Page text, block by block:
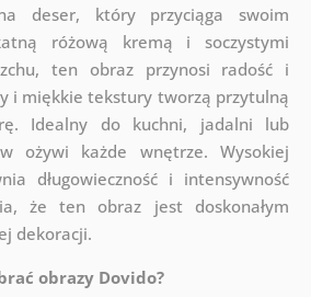
deser, który przyciąga swoim
różową kremą i soczystymi
ten obraz przynosi radość i
i miękkie tekstury tworzą przytulną
Idealny do kuchni, jadalni lub
ożywi każde wnętrze. Wysokiej
długowieczność i intensywność
że ten obraz jest doskonałym
dekoracji.
obrazy Dovido?